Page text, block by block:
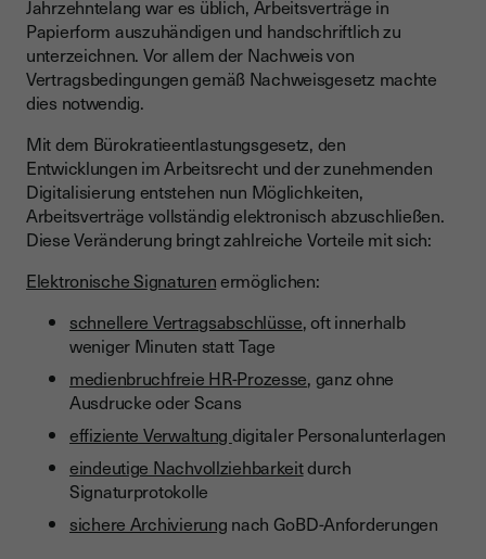
Jahrzehntelang war es üblich, Arbeitsverträge in
Papierform auszuhändigen und handschriftlich zu
unterzeichnen. Vor allem der Nachweis von
Vertragsbedingungen gemäß Nachweisgesetz machte
dies notwendig.
Mit dem Bürokratieentlastungsgesetz, den
Entwicklungen im Arbeitsrecht und der zunehmenden
Digitalisierung entstehen nun Möglichkeiten,
Arbeitsverträge vollständig elektronisch abzuschließen.
Diese Veränderung bringt zahlreiche Vorteile mit sich:
Elektronische Signaturenermöglichen:
schnellere Vertragsabschlüsse, oft innerhalb
weniger Minuten statt Tage
medienbruchfreie HR-Prozesse, ganz ohne
Ausdrucke oder Scans
effiziente Verwaltung digitaler Personalunterlagen
eindeutige Nachvollziehbarkeitdurch
Signaturprotokolle
sichere Archivierung nach GoBD-Anforderungen